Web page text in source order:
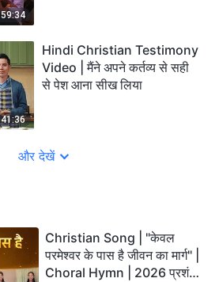
59:34
41:36
Hindi Christian Testimony
Video | मैंने अपने कर्तव्य से सही
से पेश आना सीख लिया
और देखें
Christian Song | "केवल
परमेश्वर के पास है जीवन का मार्ग" |
Choral Hymn | 2026 प्रशंसा